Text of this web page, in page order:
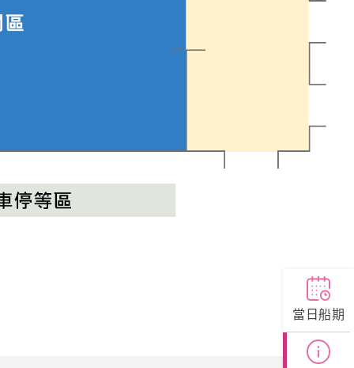
當日船期